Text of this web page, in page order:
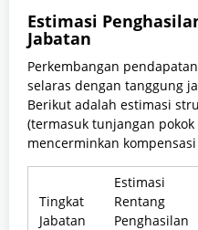
Estimasi
Jabatan
Perkembangan
selaras dengan tanggung
Berikut adalah estimasi
(termasuk tunjangan
mencerminkan
Tingkat
Jabatan
Estimasi
Rentang
Penghasilan